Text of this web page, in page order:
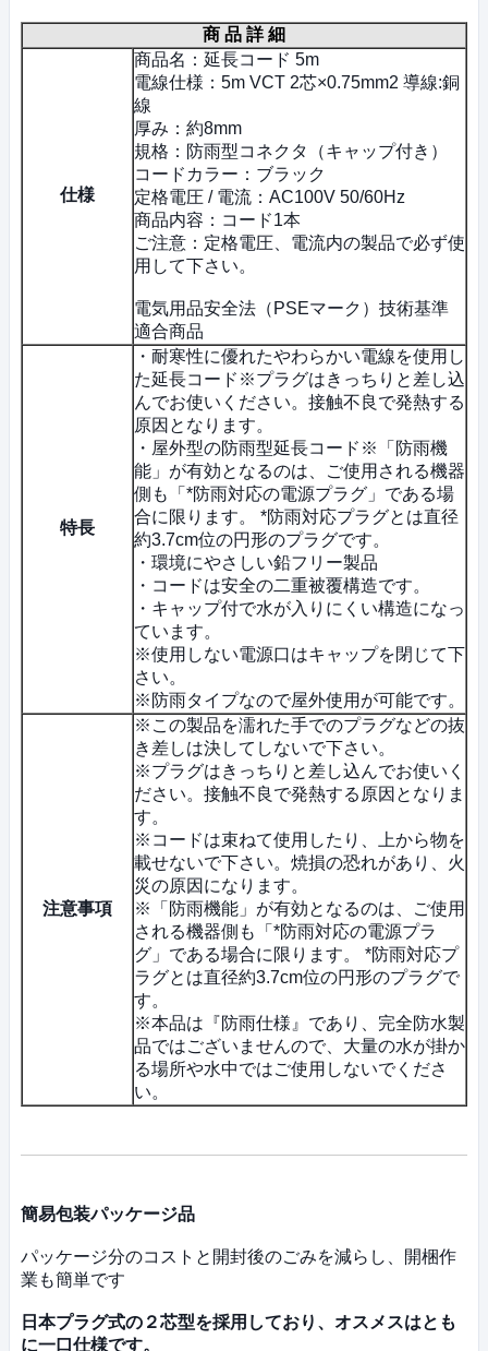
商 品 詳 細
仕様
商品名：延長コード 5m
電線仕様：5m VCT 2芯×0.75mm2 導線:銅
線
厚み：約8mm
規格：防雨型コネクタ（キャップ付き）
コードカラー：ブラック
定格電圧 / 電流：AC100V 50/60Hz
商品内容：コード1本
ご注意：定格電圧、電流内の製品で必ず使
用して下さい。
電気用品安全法（PSEマーク）技術基準
適合商品
特長
・耐寒性に優れたやわらかい電線を使用し
た延長コード※プラグはきっちりと差し込
んでお使いください。接触不良で発熱する
原因となります。
・屋外型の防雨型延長コード※「防雨機
能」が有効となるのは、ご使用される機器
側も「*防雨対応の電源プラグ」である場
合に限ります。 *防雨対応プラグとは直径
約3.7cm位の円形のプラグです。
・環境にやさしい鉛フリー製品
・コードは安全の二重被覆構造です。
・キャップ付で水が入りにくい構造になっ
ています。
※使用しない電源口はキャップを閉じて下
さい。
※防雨タイプなので屋外使用が可能です。
注意事項
※この製品を濡れた手でのプラグなどの抜
き差しは決してしないで下さい。
※プラグはきっちりと差し込んでお使いく
ださい。接触不良で発熱する原因となりま
す。
※コードは束ねて使用したり、上から物を
載せないで下さい。焼損の恐れがあり、火
災の原因になります。
※「防雨機能」が有効となるのは、ご使用
される機器側も「*防雨対応の電源プラ
グ」である場合に限ります。 *防雨対応プ
ラグとは直径約3.7cm位の円形のプラグで
す。
※本品は『防雨仕様』であり、完全防水製
品ではございませんので、大量の水が掛か
る場所や水中ではご使用しないでくださ
い。
簡易包装パッケージ品
パッケージ分のコストと開封後のごみを減らし、開梱作
業も簡単です
日本プラグ式の２芯型を採用しており、オスメスはとも
に一口仕様です。